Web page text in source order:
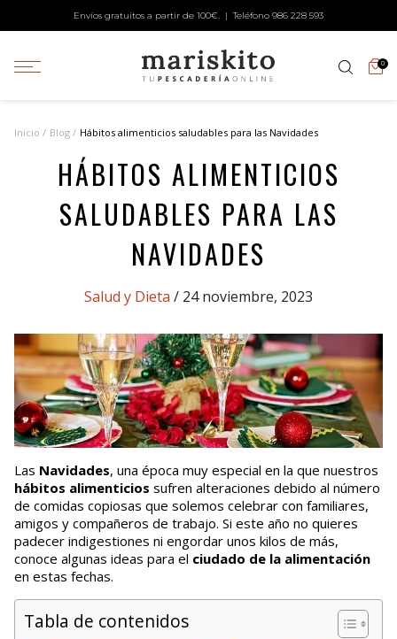
Envíos gratuitos a partir de 100€. | Teléfono 986 228 593
0
Inicio Blog Hábitos alimenticios saludables para las Navidades
HÁBITOS ALIMENTICIOS
SALUDABLES PARA LAS
NAVIDADES
Categories
Salud y Dieta / 24 noviembre, 2023
Las Navidades, una época muy especial en la que nuestros
hábitos alimenticios sufren alteraciones debido al número
de comidas copiosas que solemos celebrar con familiares,
amigos y compañeros de trabajo. Si este año no quieres
padecer indigestiones ni engordar unos kilos de más,
conoce algunas ideas para el ciudado de la alimentación
en estas fechas.
Tabla de contenidos